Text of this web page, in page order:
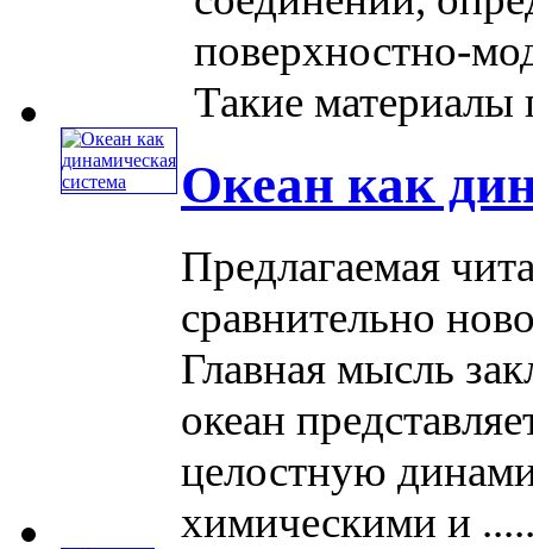
поверхностно-
Такие материалы
Океан как
Предлагаемая
сравнительно
Главная мысль
океан
целостную
химическими и